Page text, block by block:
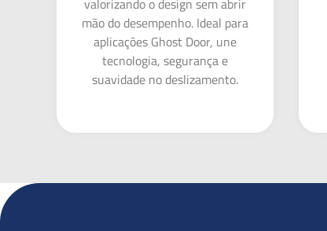
valorizando o design sem abrir
mão do desempenho. Ideal para
aplicações Ghost Door, une
tecnologia, segurança e
suavidade no deslizamento.